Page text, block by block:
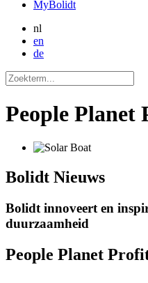
MyBolidt
nl
en
de
People
Bolidt Nieuws
Bolidt innoveert en
duurzaamheid
People Planet